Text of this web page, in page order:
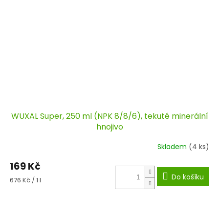
WUXAL Super, 250 ml (NPK 8/8/6), tekuté minerální
hnojivo
Skladem (4 ks)
169 Kč
Měrná
676 Kč / 1 l Do košíku